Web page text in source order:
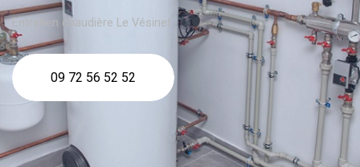
Entretien chaudière Le Vésinet
09 72 56 52 52